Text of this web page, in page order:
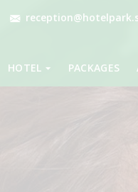
HOTEL PACKAGES